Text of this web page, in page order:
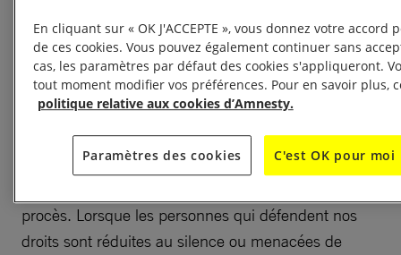
innocentes et n’ont rien fait de mal.
Les 11 d’Istanbul dédient leurs vies à la défense des
droits humains en Turquie et pourtant elles font
l’objet d’accusations absurdes de « terrorisme »
alors même qu’aucun élément de preuve crédible
procès. Lorsque les personnes qui défendent nos
droits sont réduites au silence ou menacées de
En cliquant sur « OK J'ACCEPTE », vous donnez votre
de ces cookies. Vous pouvez également continuer sans
cas, les paramètres par défaut des cookies s'appliqueront.
tout moment modifier vos préférences. Pour en savoir plus,
politique relative aux cookies d’Amnesty.
Paramètres des cookies C'est OK pour moi